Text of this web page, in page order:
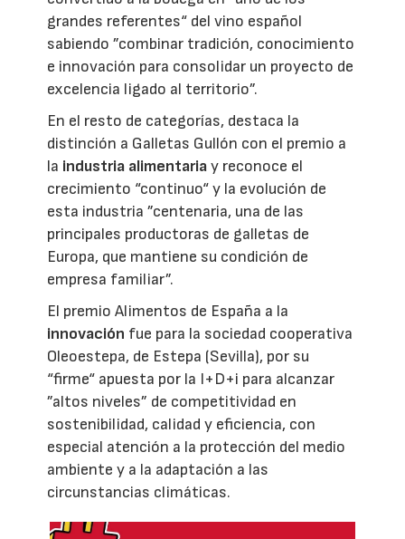
grandes referentes“ del vino español
sabiendo ”combinar tradición, conocimiento
e innovación para consolidar un proyecto de
excelencia ligado al territorio”.
En el resto de categorías, destaca la
distinción a Galletas Gullón con el premio a
la industria alimentariay reconoce el
crecimiento “continuo“ y la evolución de
esta industria ”centenaria, una de las
principales productoras de galletas de
Europa, que mantiene su condición de
empresa familiar”.
El premio Alimentos de España a la
innovación fue para la sociedad cooperativa
Oleoestepa, de Estepa (Sevilla), por su
“firme“ apuesta por la I+D+i para alcanzar
”altos niveles” de competitividad en
sostenibilidad, calidad y eficiencia, con
especial atención a la protección del medio
ambiente y a la adaptación a las
circunstancias climáticas.